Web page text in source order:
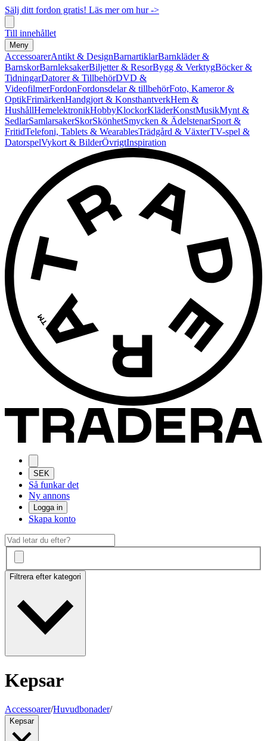
Sälj ditt fordon gratis! Läs mer om hur ->
Till innehållet
Meny
AccessoarerAntikt & DesignBarnartiklarBarnkläder &
BarnskorBarnleksakerBiljetter & ResorBygg & VerktygBöcker &
TidningarDatorer & TillbehörDVD &
VideofilmerFordonFordonsdelar & tillbehörFoto, Kameror &
OptikFrimärkenHandgjort & KonsthantverkHem &
HushållHemelektronikHobbyKlockorKläderKonstMusikMynt &
SedlarSamlarsakerSkorSkönhetSmycken & ÄdelstenarSport &
FritidTelefoni, Tablets & WearablesTrädgård & VäxterTV-spel &
DatorspelVykort & BilderÖvrigtInspiration
SEK
Så funkar det
Ny annons
Logga in
Skapa konto
Filtrera efter kategori
Kepsar
Accessoarer/Huvudbonader/
Kepsar